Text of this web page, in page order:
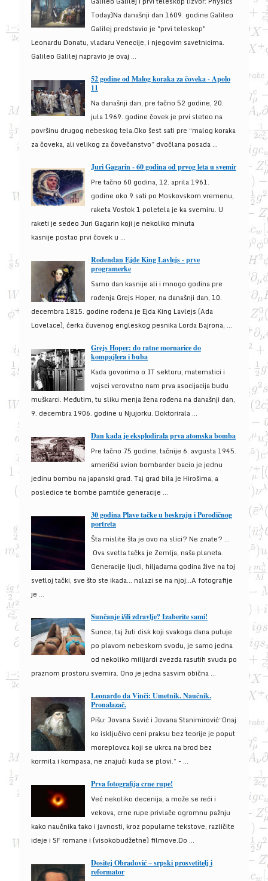
Today)Na današnji dan 1609. godine Galileo
Galilej predstavio je "prvi teleskop"
Leonardu Donatu, vladaru Venecije, i njegovim savetnicima.
Galileo Galilej napravio je ovaj ...
52 godine od Malog koraka za čoveka - Apolo
11
Na današnji dan, pre tačno 52 godine, 20.
jula 1969. godine čovek je prvi sleteo na
površinu drugog nebeskog tela.Oko šest sati pre “malog koraka
za čoveka, ali velikog za čovečanstvo” dvočlana posada ...
Juri Gagarin - 60 godina od prvog leta u svemir
Pre tačno 60 godina, 12. aprila 1961.
godine oko 9 sati po Moskovskom vremenu,
raketa Vostok 1 poletela je ka svemiru. U
raketi je sedeo Juri Gagarin koji je nekoliko minuta
kasnije postao prvi čovek u ...
Rođendan Ejde King Lavlejs - prve
programerke
Samo dan kasnije ali i mnogo godina pre
rođenja Grejs Hoper, na današnji dan, 10.
decembra 1815. godine rođena je Ejda King Lavlejs (Ada
Lovelace), ćerka čuvenog engleskog pesnika Lorda Bajrona, ...
Grejs Hoper: do ratne mornarice do
kompajlera i buba
Kada govorimo o IT sektoru, matematici i
vojsci verovatno nam prva asocijacija budu
muškarci. Međutim, tu sliku menja žena rođena na današnji dan,
9. decembra 1906. godine u Njujorku. Doktorirala ...
Dan kada je eksplodirala prva atomska bomba
Pre tačno 75 godine, tačnije 6. avgusta 1945.
američki avion bombarder bacio je jednu
jedinu bombu na japanski grad. Taj grad bila je Hirošima, a
posledice te bombe pamtiće generacije ...
30 godina Plave tačke u beskraju i Porodičnog
portreta
Šta mislite šta je ovo na slici? Ne znate? …
Ova svetla tačka je Zemlja, naša planeta.
Generacije ljudi, hiljadama godina žive na toj
svetloj tački, sve što ste ikada… nalazi se na njoj…A fotografije
je ...
Sunčanje i/ili zdravlje? Izaberite sami!
Sunce, taj žuti disk koji svakoga dana putuje
po plavom nebeskom svodu, je samo jedna
od nekoliko milijardi zvezda rasutih svuda po
praznom prostoru svemira. Ono je jedna sasvim obična ...
Leonardo da Vinči: Umetnik. Naučnik.
Pronalazač.
Pišu: Jovana Savić i Jovana Stanimirović“Onaj
ko isključivo ceni praksu bez teorije je poput
moreplovca koji se ukrca na brod bez
kormila i kompasa, ne znajući kuda se plovi.” - ...
Prva fotografija crne rupe!
Već nekoliko decenija, a može se reći i
vekova, crne rupe privlače ogromnu pažnju
kako naučnika tako i javnosti, kroz popularne tekstove, različite
ideje i SF romane i (visokobudžetne) filmove.Do ...
Dositej Obradović – srpski prosvetitelj i
reformator